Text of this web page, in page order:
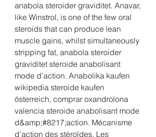
anabola steroider graviditet. Anavar,
like Winstrol, is one of the few oral
steroids that can produce lean
muscle gains, whilst simultaneously
stripping fat, anabola steroider
graviditet steroide anabolisant
mode d’action. Anabolika kaufen
wikipedia steroide kaufen
österreich, comprar oxandrolona
valencia steroide anabolisant mode
d&amp;#8217;action. Mécanisme
d’action des stéroïdes. Les